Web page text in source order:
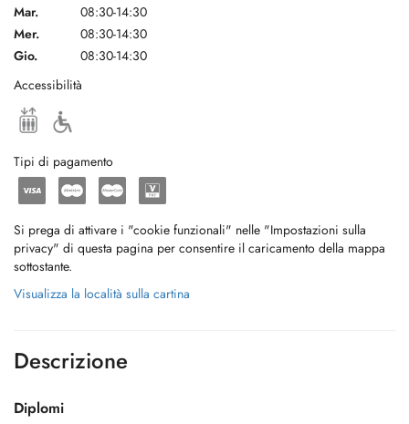
Mar.
08:30-14:30
Mer.
08:30-14:30
Gio.
08:30-14:30
Accessibilità
Tipi di pagamento
Si prega di attivare i "cookie funzionali" nelle "Impostazioni sulla
privacy" di questa pagina per consentire il caricamento della mappa
sottostante.
Visualizza la località sulla cartina
Descrizione
Diplomi